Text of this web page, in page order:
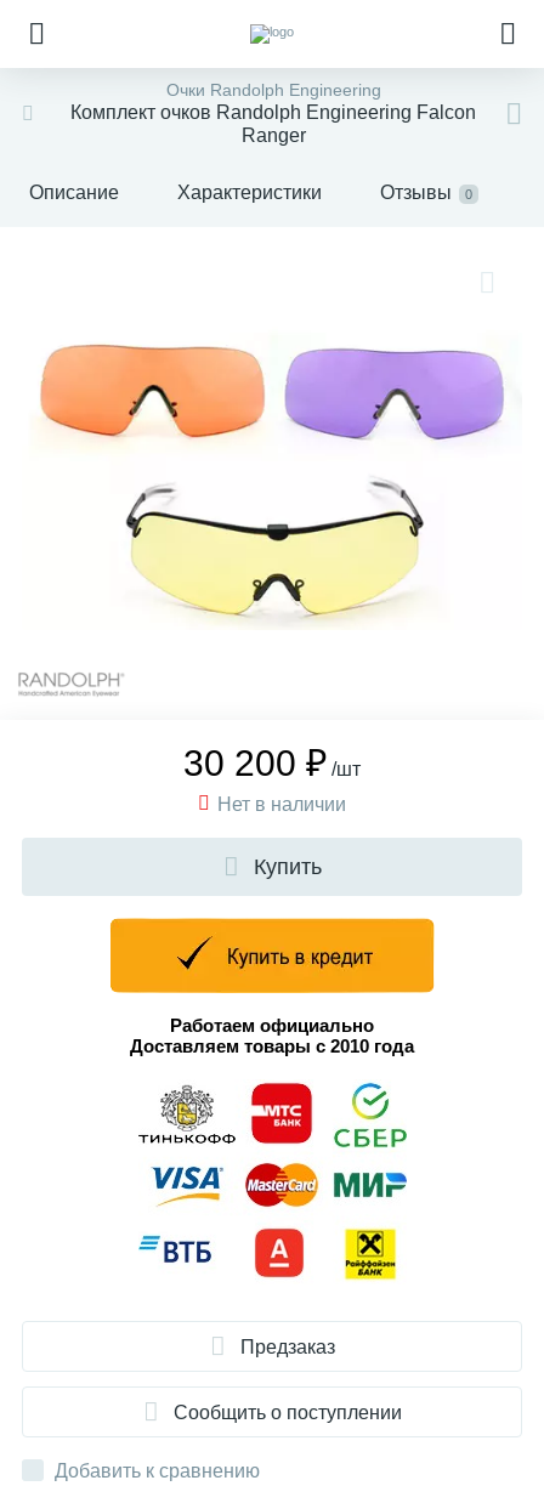
Очки Randolph Engineering
Комплект очков Randolph Engineering Falcon
Ranger
Описание Характеристики Отзывы 0
30 200 ₽ /шт
Нет в наличии
Купить
Работаем официально
Доставляем товары с 2010 года
Предзаказ
Сообщить о поступлении
Добавить к сравнению